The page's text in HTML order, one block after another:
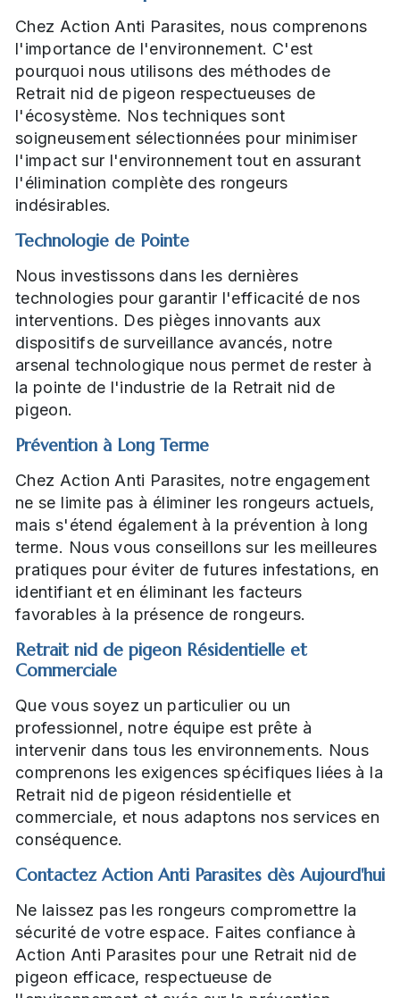
Chez Action Anti Parasites, nous comprenons
l'importance de l'environnement. C'est
pourquoi nous utilisons des méthodes de
Retrait nid de pigeon respectueuses de
l'écosystème. Nos techniques sont
soigneusement sélectionnées pour minimiser
l'impact sur l'environnement tout en assurant
l'élimination complète des rongeurs
indésirables.
Technologie de Pointe
Nous investissons dans les dernières
technologies pour garantir l'efficacité de nos
interventions. Des pièges innovants aux
dispositifs de surveillance avancés, notre
arsenal technologique nous permet de rester à
la pointe de l'industrie de la Retrait nid de
pigeon.
Prévention à Long Terme
Chez Action Anti Parasites, notre engagement
ne se limite pas à éliminer les rongeurs actuels,
mais s'étend également à la prévention à long
terme. Nous vous conseillons sur les meilleures
pratiques pour éviter de futures infestations, en
identifiant et en éliminant les facteurs
favorables à la présence de rongeurs.
Retrait nid de pigeon Résidentielle et
Commerciale
Que vous soyez un particulier ou un
professionnel, notre équipe est prête à
intervenir dans tous les environnements. Nous
comprenons les exigences spécifiques liées à la
Retrait nid de pigeon résidentielle et
commerciale, et nous adaptons nos services en
conséquence.
Contactez Action Anti Parasites dès Aujourd'hui
Ne laissez pas les rongeurs compromettre la
sécurité de votre espace. Faites confiance à
Action Anti Parasites pour une Retrait nid de
pigeon efficace, respectueuse de